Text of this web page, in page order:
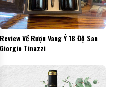
Review Về Rượu Vang Ý 18 Độ San
Giorgio Tinazzi